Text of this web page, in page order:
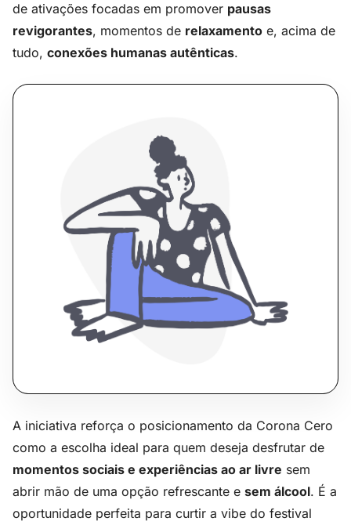
de ativações focadas em promover pausas
revigorantes, momentos de relaxamento e, acima de
tudo, conexões humanas autênticas.
A iniciativa reforça o posicionamento da Corona Cero
como a escolha ideal para quem deseja desfrutar de
momentos sociais e experiências ao ar livre sem
abrir mão de uma opção refrescante e sem álcool. É a
oportunidade perfeita para curtir a vibe do festival